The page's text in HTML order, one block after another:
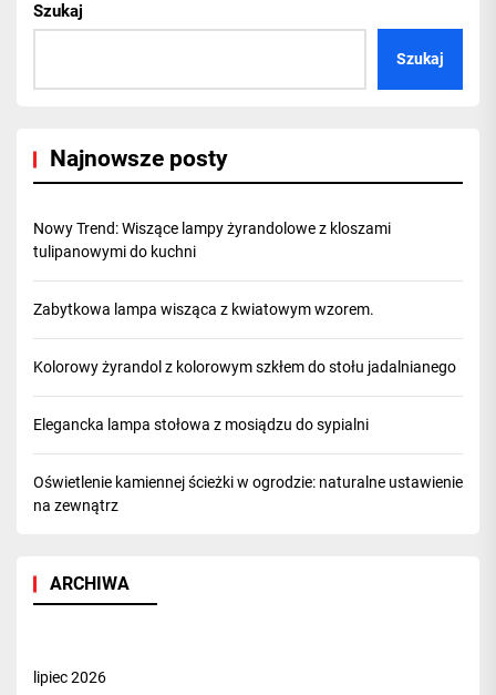
Szukaj
Szukaj
Najnowsze posty
Nowy Trend: Wiszące lampy żyrandolowe z kloszami
tulipanowymi do kuchni
Zabytkowa lampa wisząca z kwiatowym wzorem.
Kolorowy żyrandol z kolorowym szkłem do stołu jadalnianego
Elegancka lampa stołowa z mosiądzu do sypialni
Oświetlenie kamiennej ścieżki w ogrodzie: naturalne ustawienie
na zewnątrz
ARCHIWA
lipiec 2026